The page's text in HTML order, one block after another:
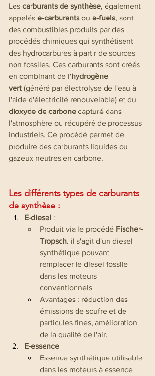
Les carburants de synthèse, également
appelés e-carburants ou e-fuels, sont
des combustibles produits par des
procédés chimiques qui synthétisent
des hydrocarbures à partir de sources
non fossiles. Ces carburants sont créés
en combinant de l'hydrogène
vert (généré par électrolyse de l'eau à
l'aide d'électricité renouvelable) et du
dioxyde de carbone capturé dans
l'atmosphère ou récupéré de processus
industriels. Ce procédé permet de
produire des carburants liquides ou
gazeux neutres en carbone.
Les différents types de carburants
de synthèse :
E-diesel :
Produit via le procédé Fischer-
Tropsch, il s'agit d'un diesel
synthétique pouvant
remplacer le diesel fossile
dans les moteurs
conventionnels.
Avantages : réduction des
émissions de soufre et de
particules fines, amélioration
de la qualité de l'air.
E-essence :
Essence synthétique utilisable
dans les moteurs à essence